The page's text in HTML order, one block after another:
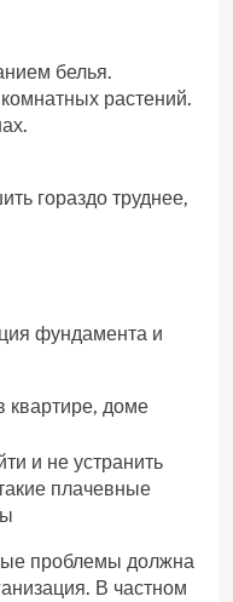
белья.
растений.
гораздо труднее,
фундамента и
и не устранить
плачевные
проблемы должна
В частном